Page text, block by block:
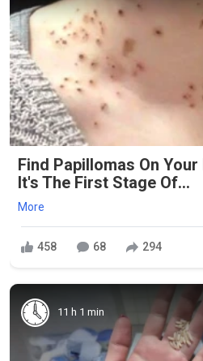
Find Papillomas On
It's The First Stage Of...
More
458 68 294
11 h 1 min